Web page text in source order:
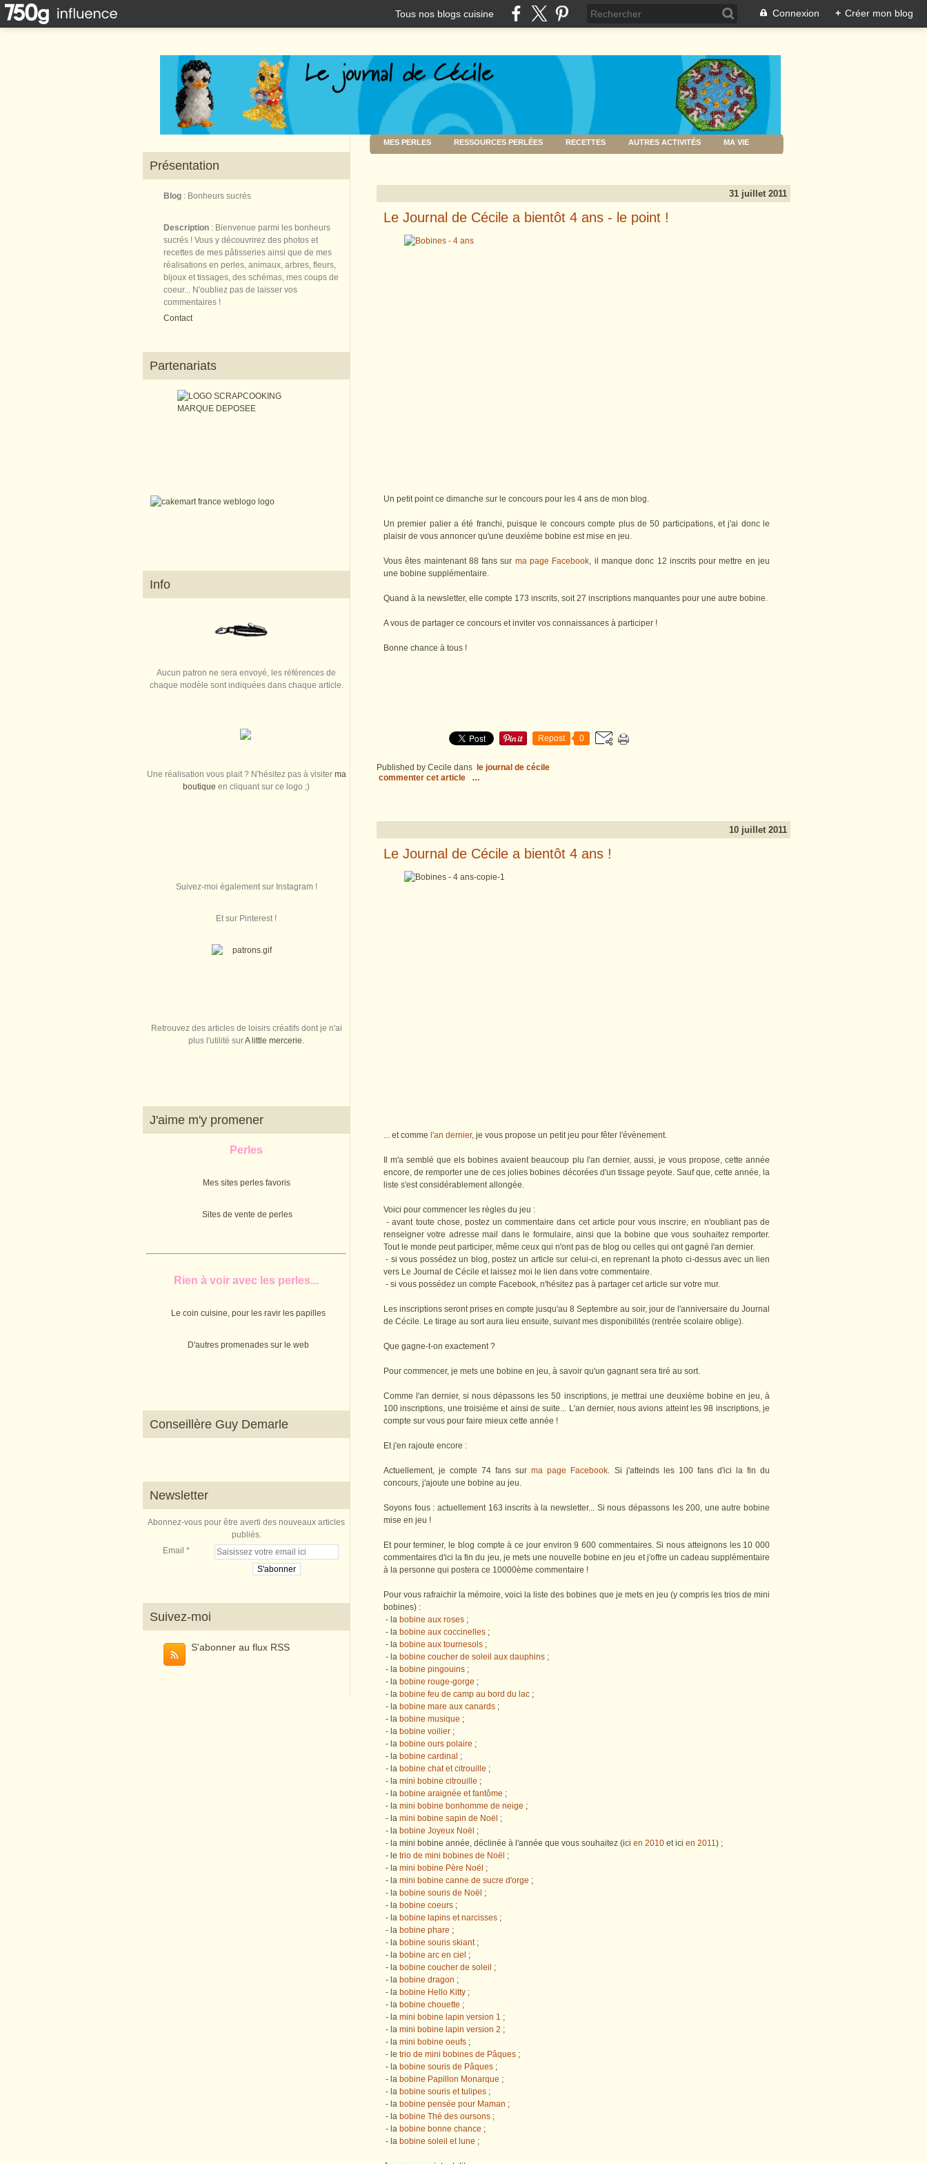
Tous nos blogs cuisine Connexion + Créer mon blog
Présentation
Blog : Bonheurs sucrés
Description : Bienvenue parmi les bonheurs
sucrés ! Vous y découvrirez des photos et
recettes de mes pâtisseries ainsi que de mes
réalisations en perles, animaux, arbres, fleurs,
bijoux et tissages, des schémas, mes coups de
coeur... N'oubliez pas de laisser vos
commentaires !
Contact
Partenariats
Info
Aucun patron ne sera envoyé, les références de
chaque modèle sont indiquées dans chaque article.
Une réalisation vous plait ? N'hésitez pas à visiter ma
boutique en cliquant sur ce logo ;)
Suivez-moi également sur Instagram !
Et sur Pinterest !
Retrouvez des articles de loisirs créatifs dont je n'ai
plus l'utilité surA little mercerie.
J'aime m'y promener
Perles
Mes sites perles favoris
Sites de vente de perles
Rien à voir avec les perles...
Le coin cuisine, pour les ravir les papilles
D'autres promenades sur le web
Conseillère Guy Demarle
Newsletter
Abonnez-vous pour être averti des nouveaux articles
publiés.
Email
Suivez-moi
S'abonner au flux RSS
MES PERLES RESSOURCES PERLÉES RECETTES AUTRES ACTIVITÉS MA VIE
31 juillet 2011
Le Journal de Cécile a bientôt 4 ans - le point !
Un petit point ce dimanche sur le concours pour les 4 ans de mon blog.
Un premier palier a été franchi, puisque le concours compte plus de 50 participations, et j'ai donc le
plaisir de vous annoncer qu'une deuxième bobine est mise en jeu.
Vous êtes maintenant 88 fans sur ma page Facebook, il manque donc 12 inscrits pour mettre en jeu
une bobine supplémentaire.
Quand à la newsletter, elle compte 173 inscrits, soit 27 inscriptions manquantes pour une autre bobine.
A vous de partager ce concours et inviter vos connaissances à participer !
Bonne chance à tous !
Repost 0
Published by Cecile dans
le journal de cécile
commenter cet article
…
10 juillet 2011
Le Journal de Cécile a bientôt 4 ans !
... et comme l'an dernier, je vous propose un petit jeu pour fêter l'évènement.
Il m'a semblé que els bobines avaient beaucoup plu l'an dernier, aussi, je vous propose, cette année
encore, de remporter une de ces jolies bobines décorées d'un tissage peyote. Sauf que, cette année, la
liste s'est considérablement allongée.
Voici pour commencer les règles du jeu :
- avant toute chose, postez un commentaire dans cet article pour vous inscrire, en n'oubliant pas de
renseigner votre adresse mail dans le formulaire, ainsi que la bobine que vous souhaitez remporter.
Tout le monde peut participer, même ceux qui n'ont pas de blog ou celles qui ont gagné l'an dernier.
- si vous possédez un blog, postez un article sur celui-ci, en reprenant la photo ci-dessus avec un lien
vers Le Journal de Cécile et laissez moi le lien dans votre commentaire.
- si vous possédez un compte Facebook, n'hésitez pas à partager cet article sur votre mur.
Les inscriptions seront prises en compte jusqu'au 8 Septembre au soir, jour de l'anniversaire du Journal
de Cécile. Le tirage au sort aura lieu ensuite, suivant mes disponibilités (rentrée scolaire oblige).
Que gagne-t-on exactement ?
Pour commencer, je mets une bobine en jeu, à savoir qu'un gagnant sera tiré au sort.
Comme l'an dernier, si nous dépassons les 50 inscriptions, je mettrai une deuxième bobine en jeu, à
100 inscriptions, une troisième et ainsi de suite... L'an dernier, nous avions atteint les 98 inscriptions, je
compte sur vous pour faire mieux cette année !
Et j'en rajoute encore :
Actuellement, je compte 74 fans surma page Facebook. Si j'atteinds les 100 fans d'ici la fin du
concours, j'ajoute une bobine au jeu.
Soyons fous : actuellement 163 inscrits à la newsletter... Si nous dépassons les 200, une autre bobine
mise en jeu !
Et pour terminer, le blog compte à ce jour environ 9 600 commentaires. Si nous atteignons les 10 000
commentaires d'ici la fin du jeu, je mets une nouvelle bobine en jeu et j'offre un cadeau supplémentaire
à la personne qui postera ce 10000ème commentaire !
Pour vous rafraichir la mémoire, voici la liste des bobines que je mets en jeu (y compris les trios de mini
bobines) :
- la bobine aux roses ;
- la bobine aux coccinelles ;
- la bobine aux tournesols ;
- la bobine coucher de soleil aux dauphins ;
- la bobine pingouins ;
- la bobine rouge-gorge ;
- la bobine feu de camp au bord du lac ;
- la bobine mare aux canards ;
- la bobine musique ;
- la bobine voilier ;
- la bobine ours polaire ;
- la bobine cardinal ;
- la bobine chat et citrouille ;
- la mini bobine citrouille ;
- la bobine araignée et fantôme ;
- la mini bobine bonhomme de neige ;
- la mini bobine sapin de Noël ;
- la bobine Joyeux Noël ;
- la mini bobine année, déclinée à l'année que vous souhaitez (ici en 2010 et ici en 2011) ;
- le trio de mini bobines de Noël ;
- la mini bobine Père Noël ;
- la mini bobine canne de sucre d'orge ;
- la bobine souris de Noël ;
- la bobine coeurs ;
- la bobine lapins et narcisses ;
- la bobine phare ;
- la bobine souris skiant;
- la bobine arc en ciel ;
- la bobine coucher de soleil ;
- la bobine dragon ;
- la bobine Hello Kitty ;
- la bobine chouette ;
- la mini bobine lapin version 1 ;
- la mini bobine lapin version 2 ;
- la mini bobine oeufs ;
- le trio de mini bobines de Pâques ;
- la bobine souris de Pâques ;
- la bobine Papillon Monarque ;
- la bobine souris et tulipes ;
- la bobine pensée pour Maman ;
- la bobine Thé des oursons ;
- la bobine bonne chance ;
- la bobine soleil et lune ;